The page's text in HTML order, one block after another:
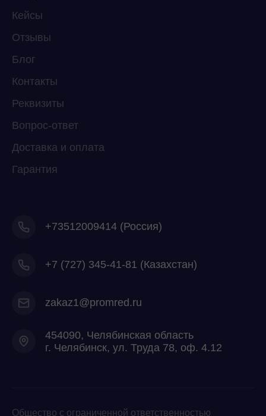
Кейсы
Отзывы
Блог
Контакты
Реквизиты
Вопрос-ответ
Доставка и оплата
Гарантия
+73512009414 (Россия)
+7 (727) 345-41-81 (Казахстан)
zakaz1@promred.ru
454090, Челябинская область
г. Челябинск, ул. Труда 78, оф. 4.12
Общество с ограниченной ответственностью
Мессенджеры
Свяжитесь с нами через любой удобный
Telegram